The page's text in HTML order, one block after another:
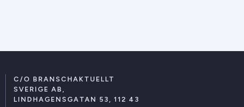
C/O BRANSCHAKTUELLT
SVERIGE AB,
LINDHAGENSGATAN 53, 112 43